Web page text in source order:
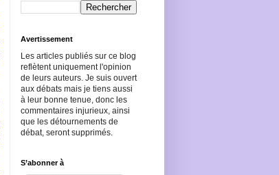
Avertissement
Les articles publiés sur ce blog
reflètent uniquement l'opinion
de leurs auteurs. Je suis ouvert
aux débats mais je tiens aussi
à leur bonne tenue, donc les
commentaires injurieux, ainsi
que les détournements de
débat, seront supprimés.
S’abonner à